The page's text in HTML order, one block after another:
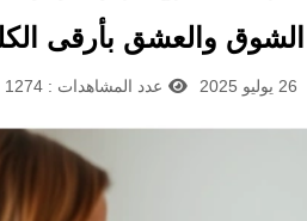
والعشق بأرقى
عدد المشاهدات : 1274